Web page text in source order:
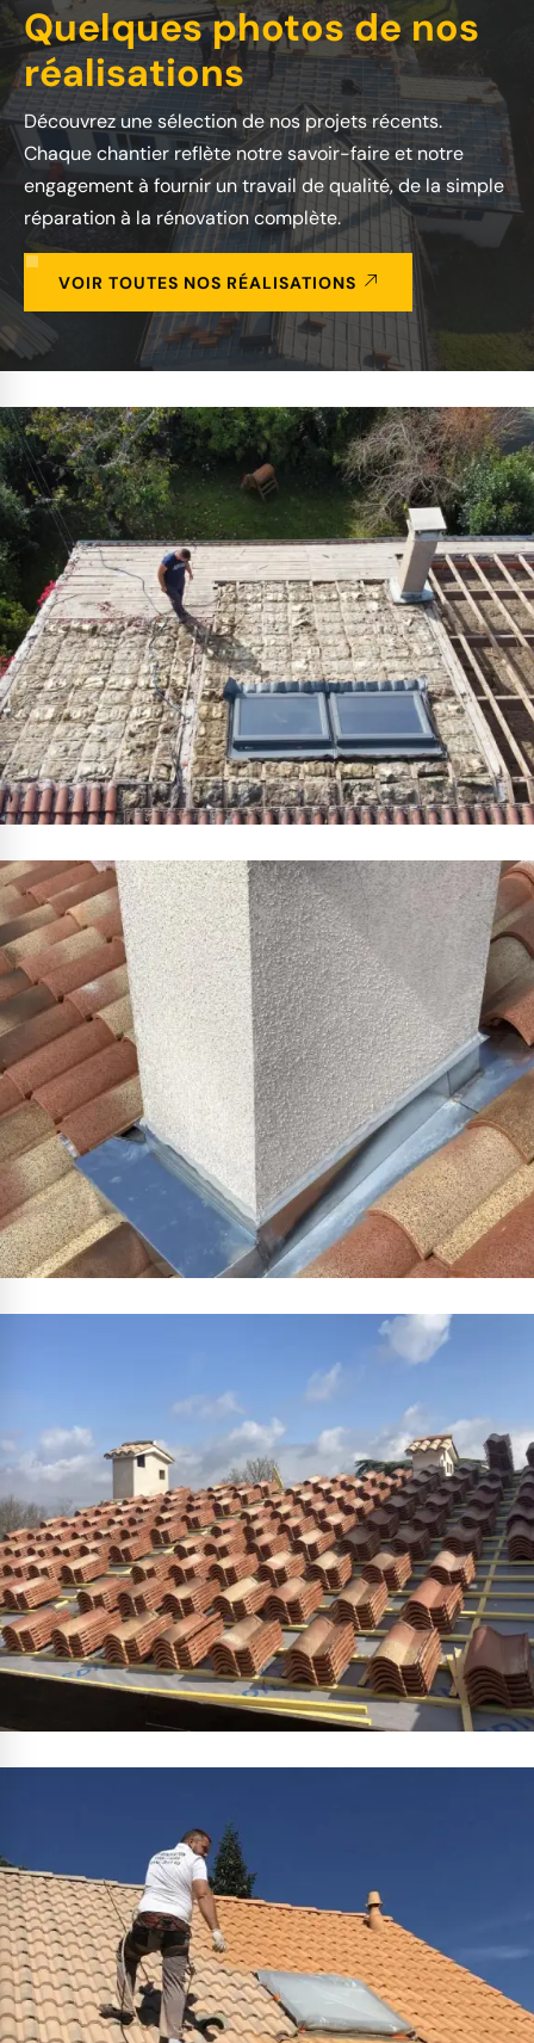
Quelques photos de nos
réalisations
Découvrez une sélection de nos projets récents.
Chaque chantier reflète notre savoir-faire et notre
engagement à fournir un travail de qualité, de la simple
réparation à la rénovation complète.
VOIR TOUTES NOS RÉALISATIONS